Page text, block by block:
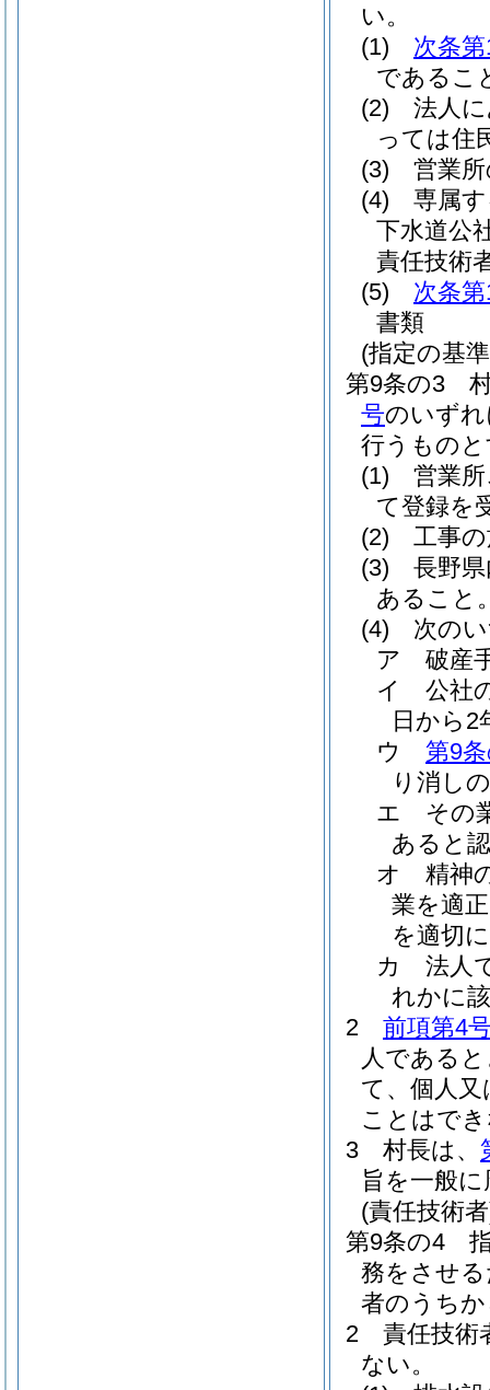
い。
(1)
次条
であるこ
(2)
法人
っては住
(3)
営業
(4)
専属
下水道公
責任技術
(5)
次条
書類
(指定の基
第9条の3
号のいず
行うもの
(1)
営業
て登録を
(2)
工事
(3)
長野
あること
(4)
次の
ア
破産
イ
公社
日から2
ウ
第9
り消し
エ
その
あると
オ
精神
業を適
を適切
カ
法人
れかに
2
前項第4
人である
て、個人
ことはで
3
村長は、
旨を一般
(責任技術
第9条の4
務をさせ
者のうち
2
責任技術
ない。